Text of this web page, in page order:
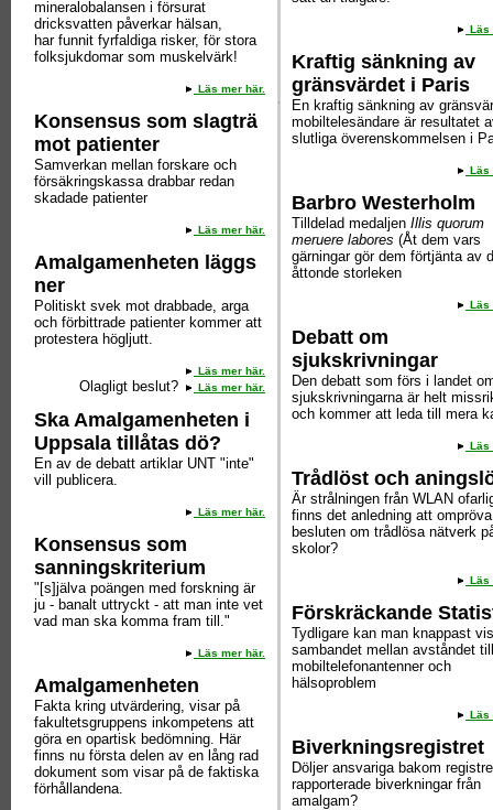
mineralobalansen i försurat
dricksvatten påverkar hälsan,
har funnit fyrfaldiga risker, för stora
folksjukdomar som muskelvärk!
Läs mer här.
Konsensus som slagträ
mot patienter
Samverkan mellan forskare och
försäkringskassa drabbar redan
skadade patienter
Läs mer här.
Amalgamenheten läggs
ner
Politiskt svek mot drabbade, arga
och förbittrade patienter kommer att
protestera högljutt.
Läs mer här.
Olagligt beslut? Läs mer här.
Ska Amalgamenheten i
Uppsala tillåtas dö?
En av de debatt artiklar UNT "inte"
vill publicera.
Läs mer här.
Konsensus som
sanningskriterium
"[s]jälva poängen med forskning är
ju - banalt uttryckt - att man inte vet
vad man ska komma fram till."
Läs mer här.
Amalgamenheten
Fakta kring utvärdering, visar på
fakultetsgruppens inkompetens att
göra en opartisk bedömning. Här
finns nu första delen av en lång rad
dokument som visar på de faktiska
förhållandena.
Läs
Kraftig sänkning av
gränsvärdet i Paris
En kraftig sänkning av
mobiltelesändare är resultatet
slutliga överenskommelsen i
Läs
Barbro Westerholm
Tilldelad medaljen Illis quorum
meruere labores (Åt dem vars
gärningar gör dem förtjänta av
åttonde storleken
Läs
Debatt om
sjukskrivningar
Den debatt som förs i landet
sjukskrivningarna är helt
och kommer att leda till mera
Läs
Trådlöst och
Är strålningen från WLAN
finns det anledning att ompröva
besluten om trådlösa nätverk
skolor?
Läs
Förskräckande
Tydligare kan man knappast
sambandet mellan avståndet till
mobiltelefonantenner och
hälsoproblem
Läs
Biverkningsregistret
Döljer ansvariga bakom
rapporterade biverkningar från
amalgam?